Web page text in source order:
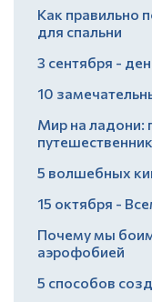
Как правильно
для спальни
3 сентября -
10
Мир на ладони:
5 волшебных
15 октября -
Почему мы
аэрофобией
5 способов